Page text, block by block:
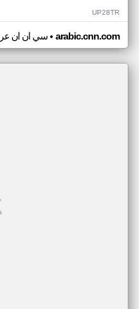
UP28TR
سي ان ان• arabic.cnn.com